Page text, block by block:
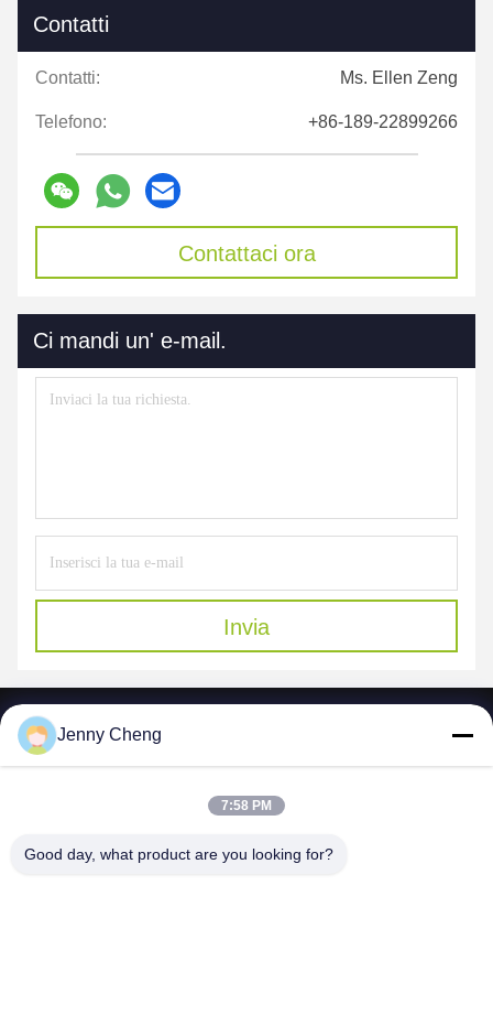
Contatti
Contatti: Ms. Ellen Zeng
Telefono: +86-189-22899266
Contattaci ora
Ci mandi un' e-mail.
Invia
LTD.
Jenny Cheng
7:58 PM
Good day, what product are you looking for?